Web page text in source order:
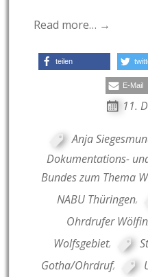
Read more… →
teilen
E-Mail
11.
Anja
Dokumentations-
Bundes zum Thema
NABU Thüringen,
Ohrdrufer Wölfin
Wolfsgebiet,
Gotha/Ohrdruf,